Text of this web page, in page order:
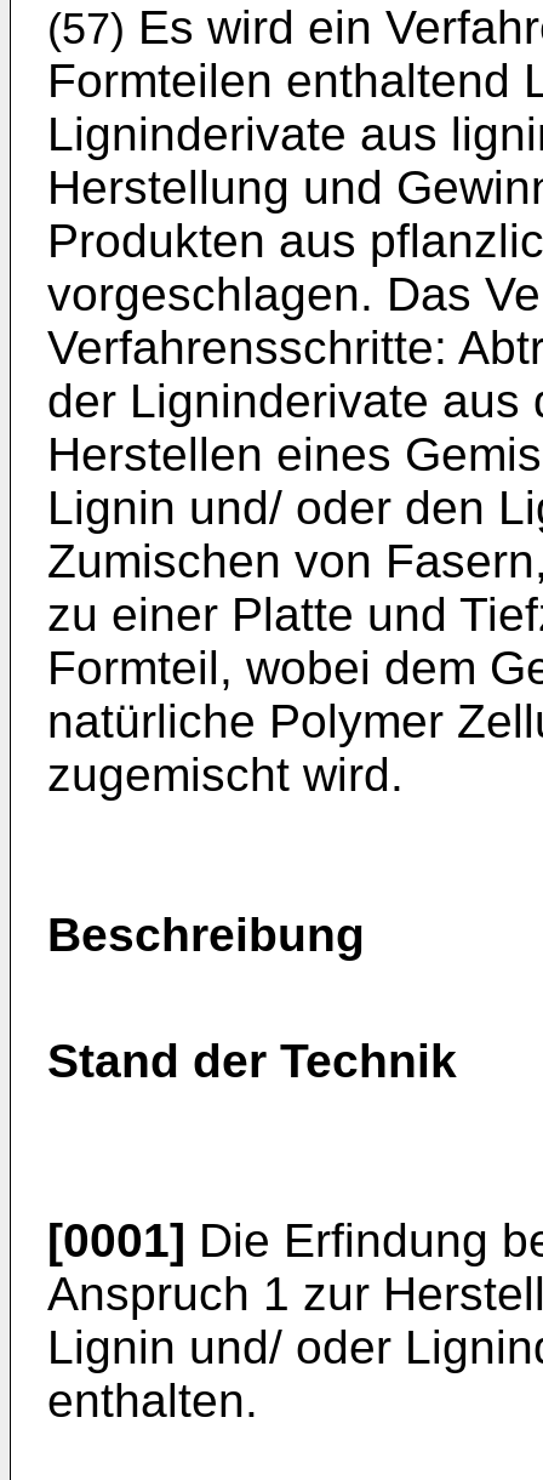
(57) Es wird ein
Formteilen enthaltend
Ligninderivate aus
Herstellung und
Produkten aus
vorgeschlagen. Das
Verfahrensschritte:
der Ligninderivate aus
Herstellen eines
Lignin und/ oder den
Zumischen von
zu einer Platte und
Formteil, wobei dem
natürliche Polymer
zugemischt wird.
Beschreibung
Stand der Technik
[0001] Die Erfindung
Anspruch 1 zur
Lignin und/ oder
enthalten.